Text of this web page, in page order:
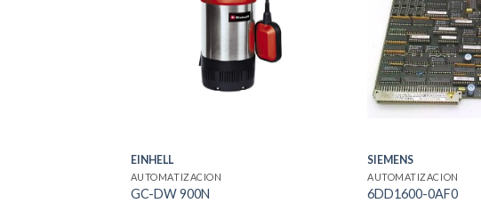
EINHELL
AUTOMATIZACION
GC-DW 900N
SIEMENS
AUTOMATIZACION
6DD1600-0AF0